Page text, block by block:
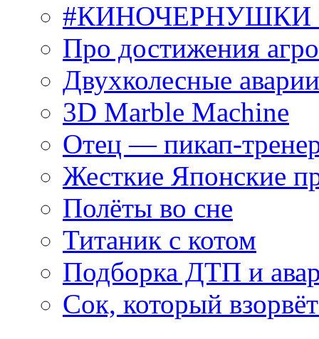
#КИНОЧЕРНУШКИ
Про достижения
Двухколесные
3D Marble Machine
Отец — пикап-
Жесткие Японские
Полёты во сне
Титаник с котом
Подборка ДТП и
Сок, который